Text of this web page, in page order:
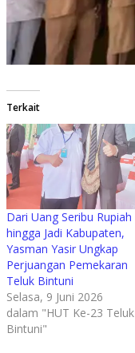
Terkait
Dari Uang Seribu Rupiah
hingga Jadi Kabupaten,
Yasman Yasir Ungkap
Perjuangan Pemekaran
Teluk Bintuni
Selasa, 9 Juni 2026
dalam "HUT Ke-23 Teluk
Bintuni"